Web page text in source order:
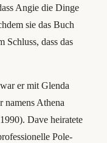
Angie die Dinge
sie das Buch
Schluss, dass das
er mit Glenda
namens Athena
Dave heiratete
Pole-